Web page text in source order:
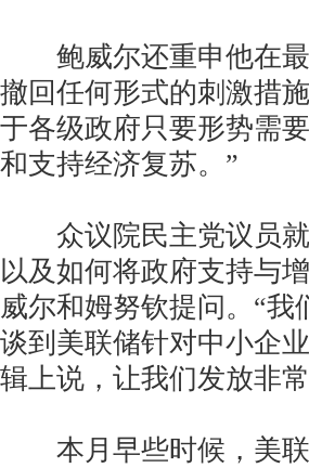
鲍威尔还重申他在最
撤回任何形式的刺激措
于各级政府只要形势需
和支持经济复苏。”
众议院民主党议员就
以及如何将政府支持与
威尔和姆努钦提问。“
谈到美联储针对中小企
辑上说，让我们发放非
本月早些时候，美联